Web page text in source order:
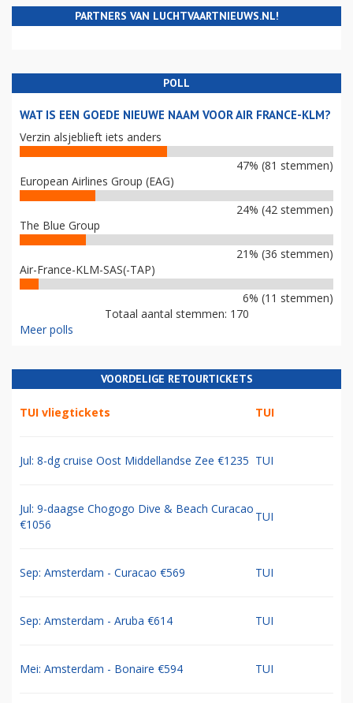
PARTNERS VAN LUCHTVAARTNIEUWS.NL!
POLL
WAT IS EEN GOEDE NIEUWE NAAM VOOR AIR FRANCE-KLM?
Verzin alsjeblieft iets anders
47% (81 stemmen)
European Airlines Group (EAG)
24% (42 stemmen)
The Blue Group
21% (36 stemmen)
Air-France-KLM-SAS(-TAP)
6% (11 stemmen)
Totaal aantal stemmen: 170
Meer polls
VOORDELIGE RETOURTICKETS
TUI vliegtickets TUI
Jul: 8-dg cruise Oost Middellandse Zee €1235 TUI
Jul: 9-daagse Chogogo Dive & Beach Curacao
€1056
TUI
Sep: Amsterdam - Curacao €569 TUI
Sep: Amsterdam - Aruba €614 TUI
Mei: Amsterdam - Bonaire €594 TUI